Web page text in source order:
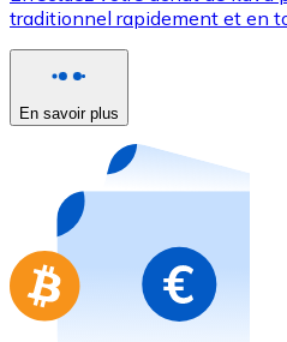
Utilisez les cartes Visa et
Acheter avec carte
Nouveau
Achetez des cartes-
Aller à la boutique de
traditionnel rapidement et en
En savoir plus